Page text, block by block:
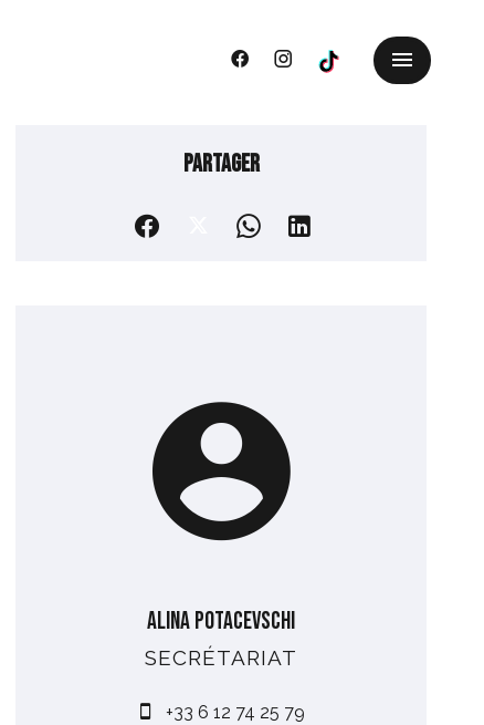
Partager
Alina POTACEVSCHI
SECRÉTARIAT
+33 6 12 74 25 79